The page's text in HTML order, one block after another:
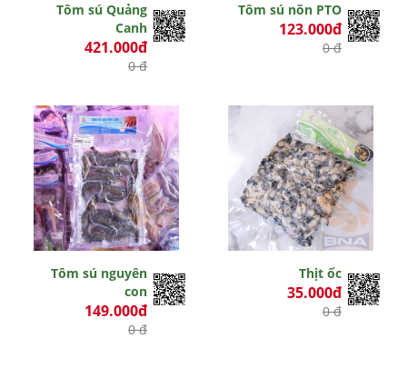
Tôm sú Quảng
Canh
421.000đ
0 đ
Tôm sú nõn PTO
123.000đ
0 đ
Tôm sú nguyên
con
149.000đ
0 đ
Thịt ốc
35.000đ
0 đ